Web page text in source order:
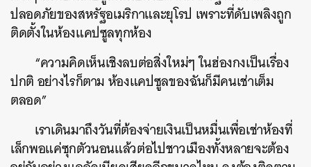
ปลอดภัยของสหรัฐอเมริกาและยุโรป เพราะที่ดับเพลิงถูก
ติดตั้งในห้องแคปซูลทุกห้อง
“ความคิดเห็นเชิงลบต่อสิ่งใหม่ๆ ในฮ่องกงเป็นเรื่อง
ปกติ อย่างไรก็ตาม ห้องแคปซูลของฉันก็มีคนเช่าเต็ม
ตลอด”
เราเดินมาถึงวันที่ต้องจ่ายเงินเป็นหมื่นเพื่อเช่าห้องที่
เล็กพอแค่ซุกตัวนอนแล้วต่อไปชาวเมืองทั้งหลายจะต้อง